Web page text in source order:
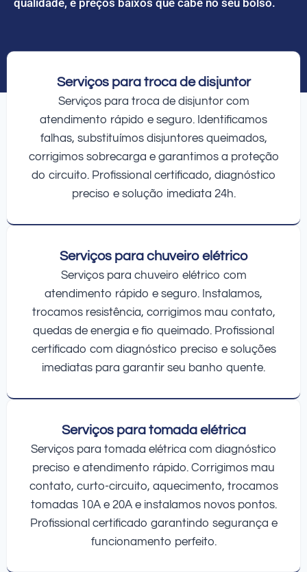
Serviços para troca de disjuntor
Serviços para troca de disjuntor com
atendimento rápido e seguro. Identificamos
falhas, substituímos disjuntores queimados,
corrigimos sobrecarga e garantimos a proteção
do circuito. Profissional certificado, diagnóstico
preciso e solução imediata 24h.
Serviços para chuveiro elétrico
Serviços para chuveiro elétrico com
atendimento rápido e seguro. Instalamos,
trocamos resistência, corrigimos mau contato,
quedas de energia e fio queimado. Profissional
certificado com diagnóstico preciso e soluções
imediatas para garantir seu banho quente.
Serviços para tomada elétrica
Serviços para tomada elétrica com diagnóstico
preciso e atendimento rápido. Corrigimos mau
contato, curto-circuito, aquecimento, trocamos
tomadas 10A e 20A e instalamos novos pontos.
Profissional certificado garantindo segurança e
funcionamento perfeito.